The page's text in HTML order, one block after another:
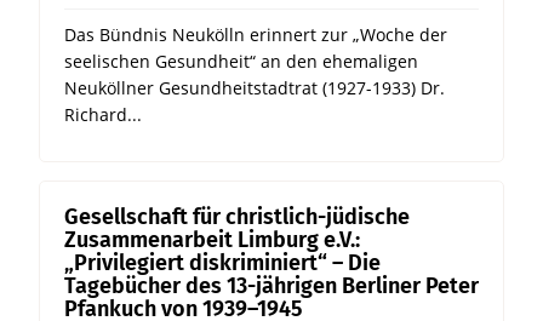
Das Bündnis Neukölln erinnert zur „Woche der
seelischen Gesundheit“ an den ehemaligen
Neuköllner Gesundheitstadtrat (1927-1933) Dr.
Richard...
Gesellschaft für christlich-jüdische
Zusammenarbeit Limburg e.V.:
„Privilegiert diskriminiert“ – Die
Tagebücher des 13-jährigen Berliner Peter
Pfankuch von 1939–1945